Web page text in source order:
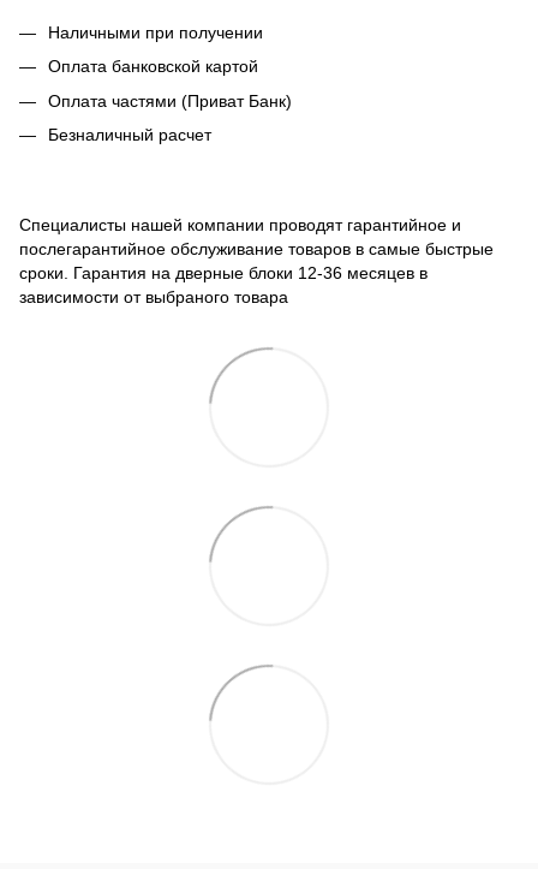
Наличными при получении
Оплата банковской картой
Оплата частями (Приват Банк)
Безналичный расчет
Специалисты нашей компании проводят гарантийное и
послегарантийное обслуживание товаров в самые быстрые
сроки. Гарантия на дверные блоки 12-36 месяцев в
зависимости от выбраного товара